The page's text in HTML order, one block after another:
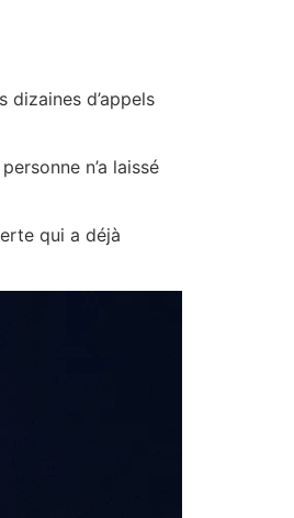
dizaines d’appels
n’a laissé
qui a déjà